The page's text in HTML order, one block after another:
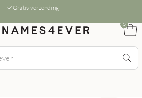
Gratis verzending
0